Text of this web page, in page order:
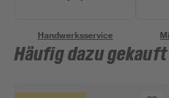
Handwerksservice
Häufig dazu gekauft